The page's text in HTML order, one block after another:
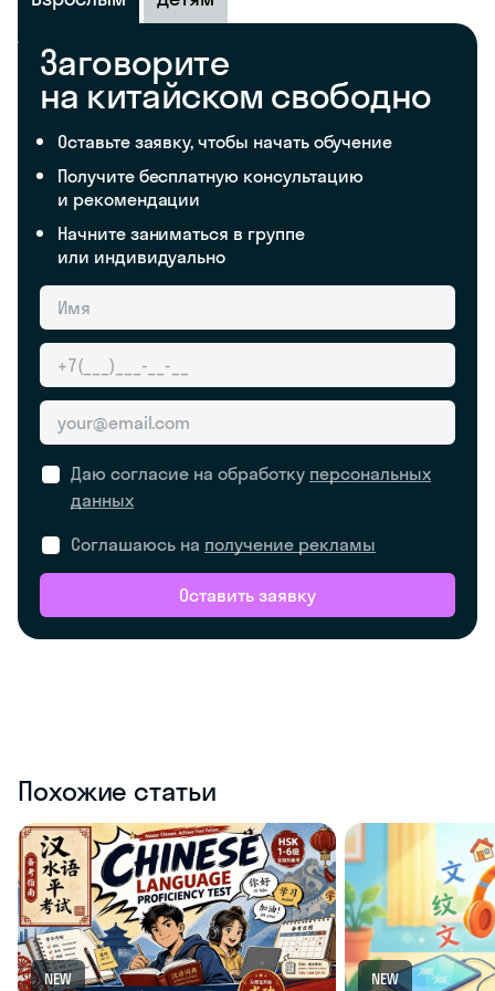
Заговорите
на китайском свободно
Оставьте заявку, чтобы начать обучение
Получите бесплатную консультацию
и рекомендации
Начните заниматься в группе
или индивидуально
Даю согласие на обработку персональных
данных
Соглашаюсь на получение рекламы
Оставить заявку
Похожие статьи
NEW NEW